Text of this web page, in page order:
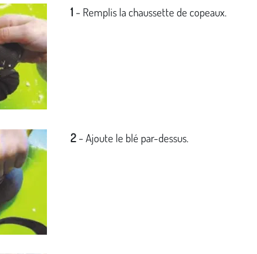
1- Remplis la chaussette de copeaux.
2- Ajoute le blé par-dessus.